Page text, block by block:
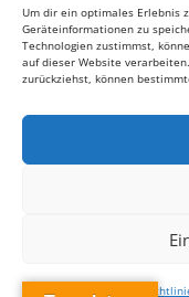
Um dir ein optimales Erlebnis
Geräteinformationen zu
Technologien zustimmst,
auf dieser Website
zurückziehst, können
Cookie-